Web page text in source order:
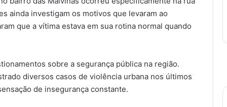
ainda investigam os motivos que levaram ao
que a vítima estava em sua rotina normal quando
sobre a segurança pública na região.
diversos casos de violência urbana nos últimos
de insegurança constante.